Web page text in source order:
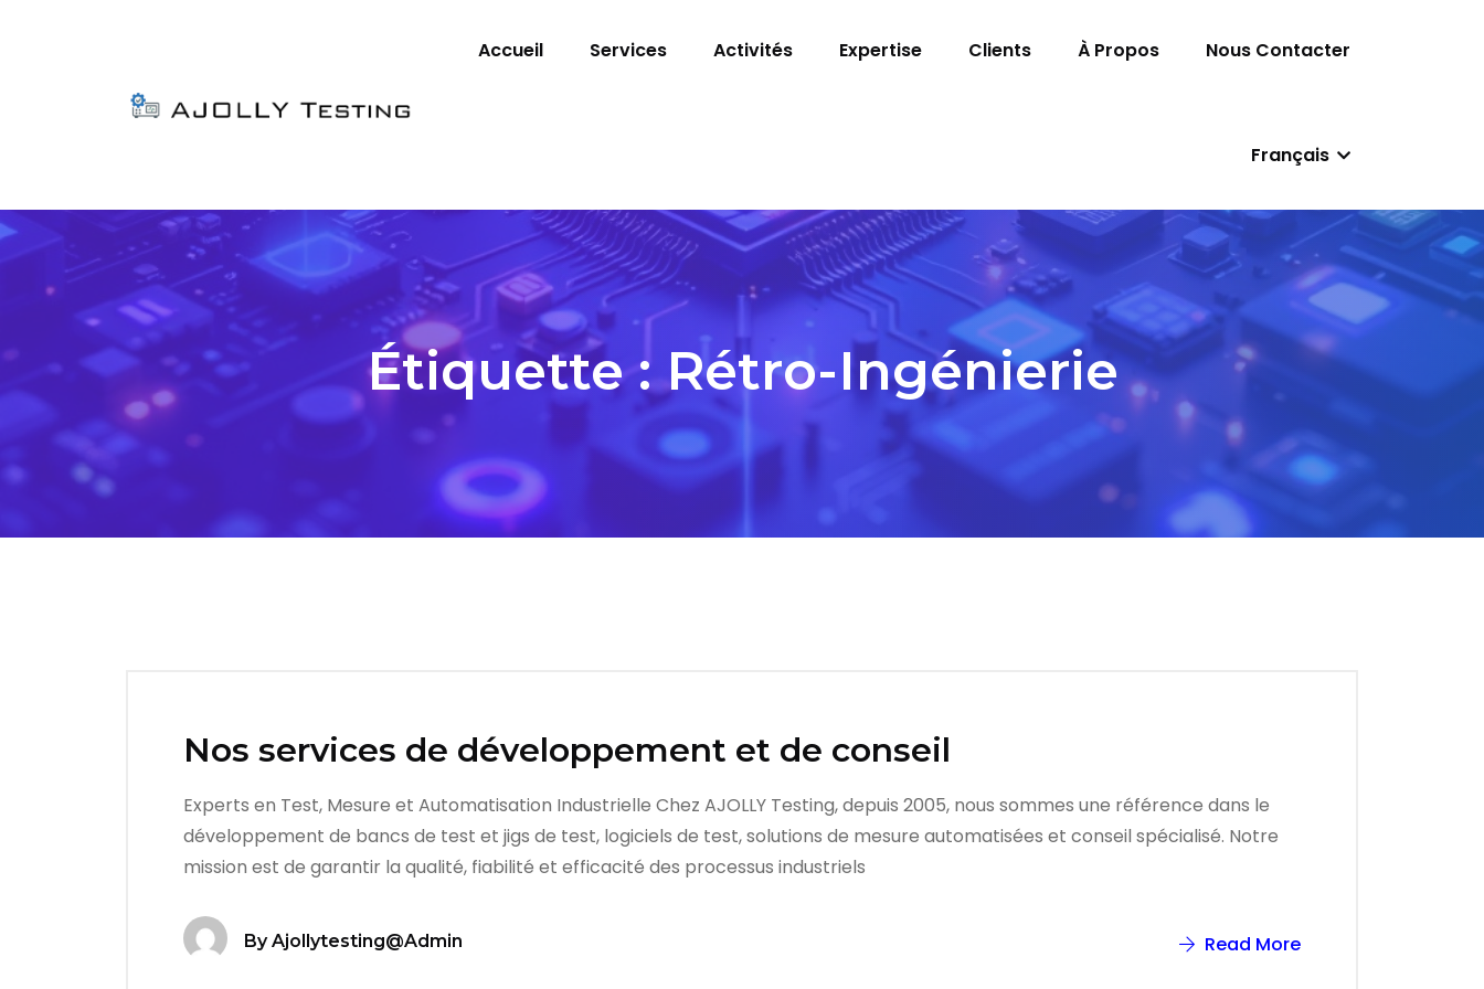
Accueil Services Activités Expertise Clients À Propos Nous Contacter
Français
Étiquette :Rétro-Ingénierie
Nos services de développement et de conseil
Experts en Test, Mesure et Automatisation Industrielle Chez AJOLLY Testing, depuis 2005, nous sommes une référence dans le
développement de bancs de test et jigs de test, logiciels de test, solutions de mesure automatisées et conseil spécialisé. Notre
mission est de garantir la qualité, fiabilité et efficacité des processus industriels
ByAjollytesting@admin Read More